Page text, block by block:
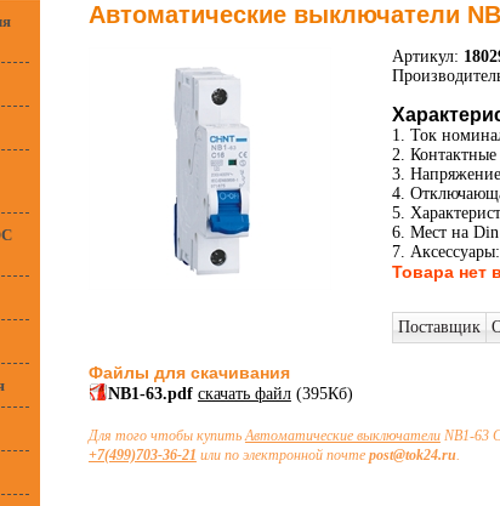
Автоматические выключатели
Артикул:
1. Ток
2.
3.
4.
5.
6. Мест на Din
7. Аксессуары:
Товара нет
Поставщик
Файлы для скачивания
NB1-63.pdf скачать файл(395Кб)
Для того чтобы купитьАвтоматические выключателиNB1-63
+7(499)703-36-21 или по электронной почте post@tok24.ru.